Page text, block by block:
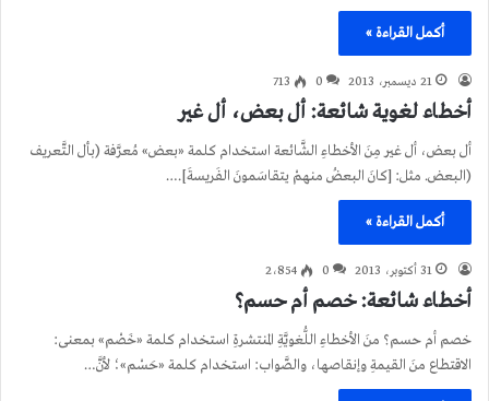
أكمل القراءة »
21 ديسمبر، 2013 0
713
أخطاء لغوية شائعة: أل بعض، أل غير
أل بعض، أل غير مِنَ الأخطاءِ الشَّائعة استخدام كلمة «بعض» مُعرَّفة (بأل التَّعريف
(البعض. مثل: [كانَ البعضُ منهمْ يتقاسَمونَ الفَريسةَ].…
أكمل القراءة »
31 أكتوبر، 2013 0 2٬854
أخطاء شائعة: خصم أم حسم؟
خصم أم حسم؟ منَ الأخطاءِ اللُّغويَّةِ المنتشرةِ استخدام كلمة «خَصْم» بمعنى:
الاقتطاع منَ القيمةِ وإنقاصها، والصَّواب: استخدام كلمة «حَسْم»؛ لأنَّ…